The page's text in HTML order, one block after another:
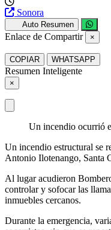
Sonora
Auto Resumen
Enlace de Compartir ×
COPIAR WHATSAPP
Resumen Inteligente
×
Un incendio ocurrió
Un incendio estructural se
Antonio Ilotenango, Santa
Al lugar acudieron
controlar y sofocar las
inmuebles cercanos.
Durante la emergencia,